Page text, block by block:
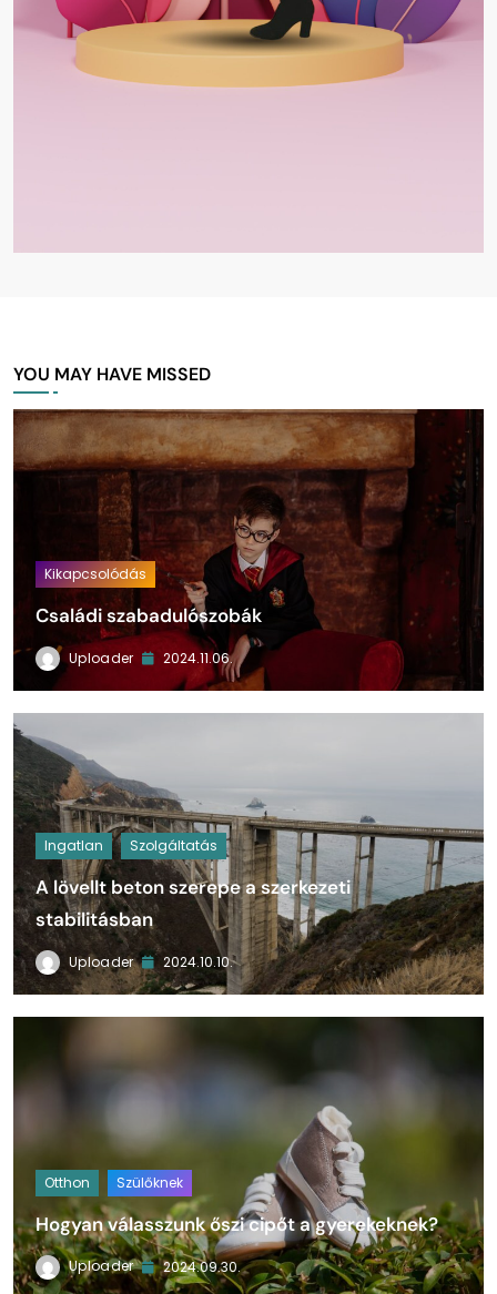
YOU MAY HAVE MISSED
Kikapcsolódás
Családi szabadulószobák
Uploader 2024.11.06.
Ingatlan Szolgáltatás
A lövellt beton szerepe a szerkezeti
stabilitásban
Uploader 2024.10.10.
Otthon Szülőknek
Hogyan válasszunk őszi cipőt a gyerekeknek?
Uploader 2024.09.30.